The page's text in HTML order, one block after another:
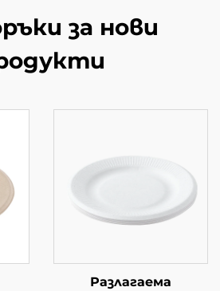
за нови
Разлагаема